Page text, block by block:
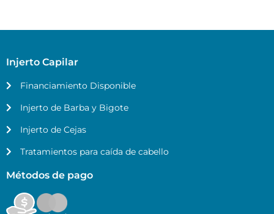
Injerto Capilar
Financiamiento Disponible
Injerto de Barba y Bigote
Injerto de Cejas
Tratamientos para caída de cabello
Métodos de pago